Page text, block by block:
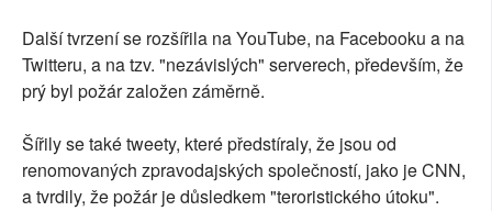
Další tvrzení se rozšířila na YouTube, na Facebooku a na
Twitteru, a na tzv. "nezávislých" serverech, především, že
prý byl požár založen záměrně.
Šířily se také tweety, které předstíraly, že jsou od
renomovaných zpravodajských společností, jako je CNN,
a tvrdily, že požár je důsledkem "teroristického útoku".